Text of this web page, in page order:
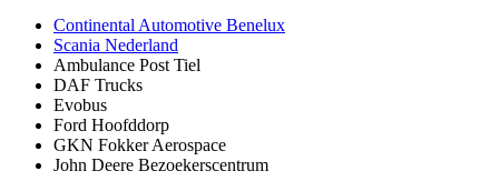
Continental Automotive Benelux
Scania Nederland
Ambulance Post Tiel
DAF Trucks
Evobus
Ford Hoofddorp
GKN Fokker Aerospace
John Deere Bezoekerscentrum